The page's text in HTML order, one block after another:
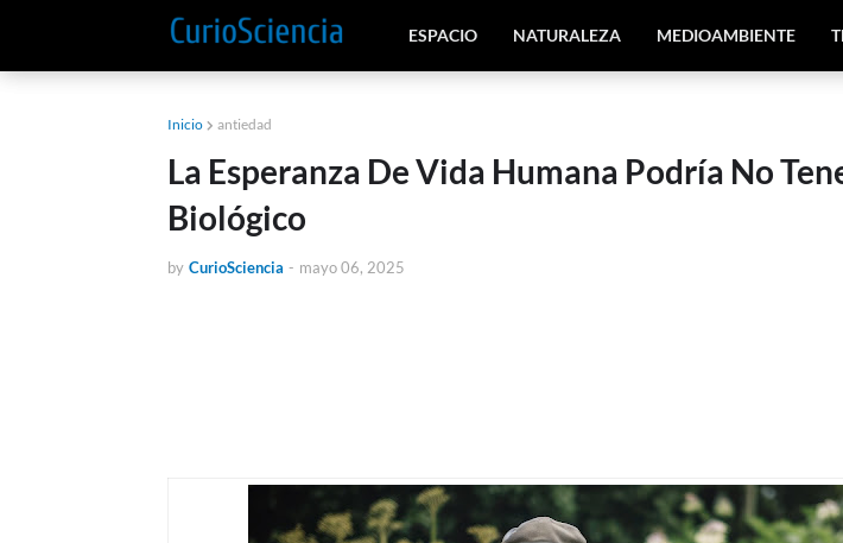
ESPACIO NATURALEZA MEDIOAMBIENTE
Inicio antiedad
La Esperanza De Vida Humana Podría No
Biológico
by CurioSciencia - mayo 06, 2025